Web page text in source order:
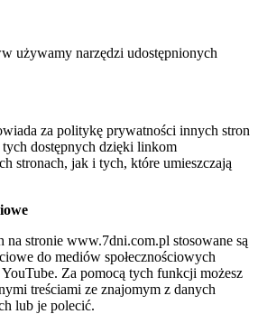
używamy narzędzi udostępnionych
za politykę prywatności innych stron
dostępnych dzięki linkom
stronach, jak i tych, które umieszczają
na stronie www.7dni.com.pl stosowane są
do mediów społecznościowych
Za pomocą tych funkcji możesz
treściami ze znajomym z danych
lub je polecić.